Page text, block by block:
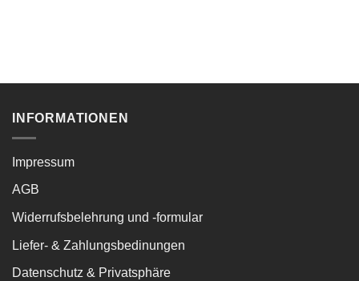
INFORMATIONEN
Impressum
AGB
Widerrufsbelehrung und -formular
Liefer- & Zahlungsbedinungen
Datenschutz & Privatsphäre